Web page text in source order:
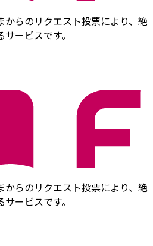
らのリクエスト投票により、絶
ービスです。
らのリクエスト投票により、絶
ービスです。